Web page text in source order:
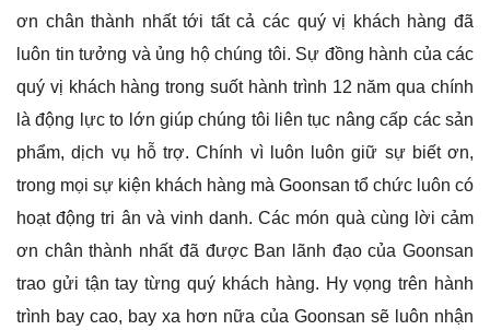
ơn chân thành nhất tới tất cả các quý vị khách hàng đã
luôn tin tưởng và ủng hộ chúng tôi. Sự đồng hành của các
quý vị khách hàng trong suốt hành trình 12 năm qua chính
là động lực to lớn giúp chúng tôi liên tục nâng cấp các sản
phẩm, dịch vụ hỗ trợ. Chính vì luôn luôn giữ sự biết ơn,
trong mọi sự kiện khách hàng mà Goonsan tổ chức luôn có
hoạt động tri ân và vinh danh. Các món quà cùng lời cảm
ơn chân thành nhất đã được Ban lãnh đạo của Goonsan
trao gửi tận tay từng quý khách hàng. Hy vọng trên hành
trình bay cao, bay xa hơn nữa của Goonsan sẽ luôn nhận